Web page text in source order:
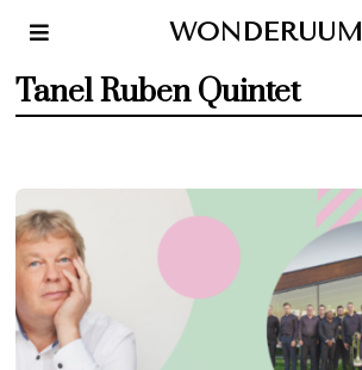
WONDERUUM
Tanel Ruben Quintet